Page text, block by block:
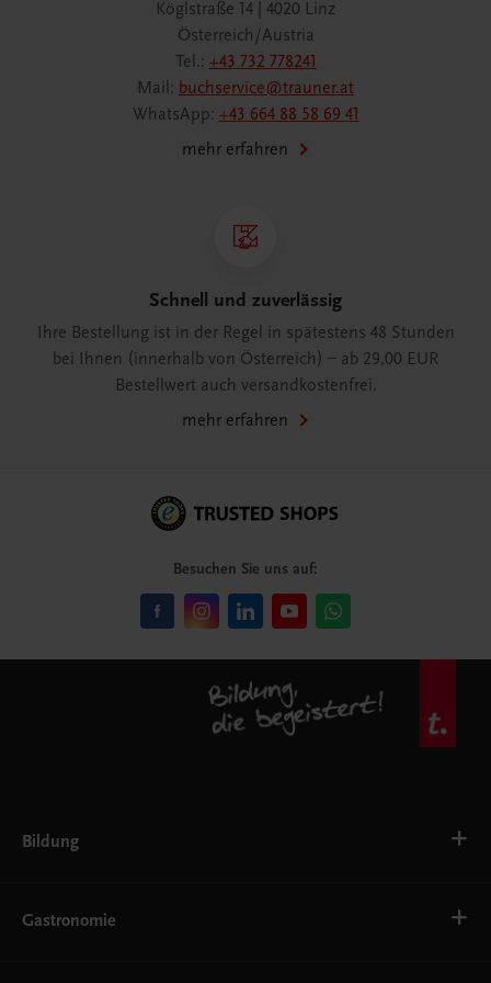
Köglstraße 14 | 4020 Linz
Österreich/Austria
Tel.: +43 732 778241
Mail: buchservice@trauner.at
WhatsApp: +43 664 88 58 69 41
mehr erfahren
Schnell und zuverlässig
Ihre Bestellung ist in der Regel in spätestens 48 Stunden
bei Ihnen (innerhalb von Österreich) – ab 29,00 EUR
Bestellwert auch versandkostenfrei.
mehr erfahren
Besuchen Sie uns auf:
Bildung
Ernährung
Gastronomie